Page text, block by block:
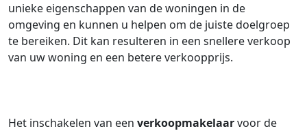
unieke eigenschappen van de woningen in de
omgeving en kunnen u helpen om de juiste doelgroep
te bereiken. Dit kan resulteren in een snellere verkoop
van uw woning en een betere verkoopprijs.
Het inschakelen van een verkoopmakelaarvoor de